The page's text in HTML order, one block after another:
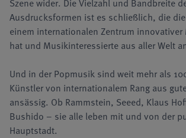
Ausdrucksformen ist es schließlich, die
einem internationalen Zentrum
hat und Musikinteressierte aus aller Welt
Und in der Popmusik sind weit mehr als
Künstler von internationalem Rang aus
ansässig. Ob Rammstein, Seeed, Klaus
Bushido – sie alle leben mit und von der
Hauptstadt.